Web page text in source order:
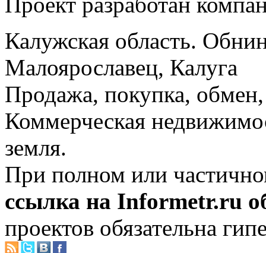
Калужская область.
Малоярославец, Калуга
Продажа, покупка, обмен,
Коммерческая
земля.
При полном или
ссылка на Informetr.ru
проектов обязательна